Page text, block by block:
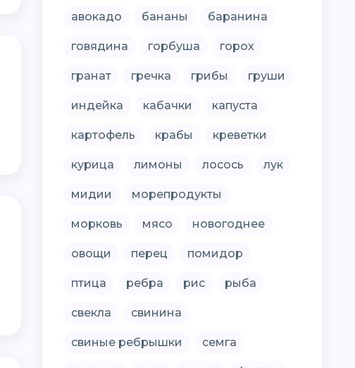
авокадо бананы баранина
говядина горбуша горох
гранат гречка грибы груши
индейка кабачки капуста
картофель крабы креветки
курица лимоны лосось лук
мидии морепродукты
морковь мясо новогоднее
овощи перец помидор
птица ребра рис рыба
свекла свинина
свиные ребрышки семга